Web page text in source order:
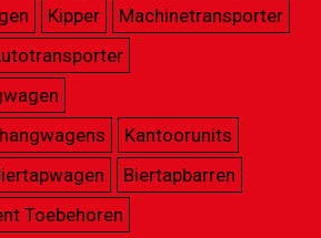
Kipper
Machinetransporter
Kantoorunits
Biertapbarren
Toebehoren